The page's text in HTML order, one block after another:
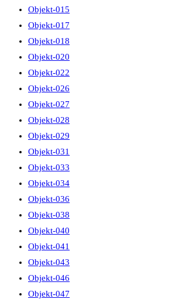
Objekt-015
Objekt-017
Objekt-018
Objekt-020
Objekt-022
Objekt-026
Objekt-027
Objekt-028
Objekt-029
Objekt-031
Objekt-033
Objekt-034
Objekt-036
Objekt-038
Objekt-040
Objekt-041
Objekt-043
Objekt-046
Objekt-047